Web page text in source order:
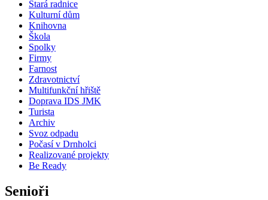
Stará radnice
Kulturní dům
Knihovna
Škola
Spolky
Firmy
Farnost
Zdravotnictví
Multifunkční hřiště
Doprava IDS JMK
Turista
Archiv
Svoz odpadu
Počasí v Drnholci
Realizované projekty
Be Ready
Senioři